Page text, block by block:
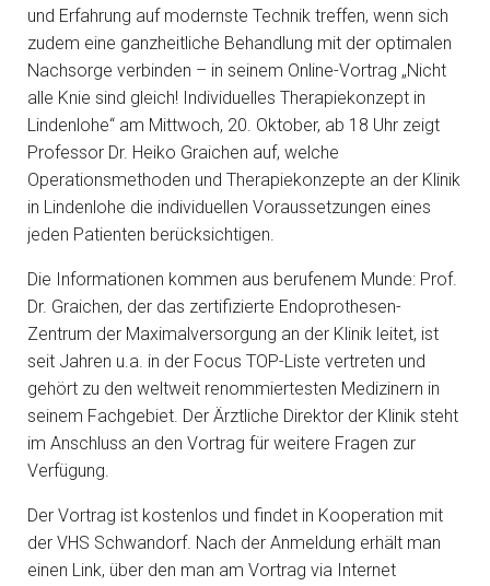
und Erfahrung auf modernste Technik treffen, wenn sich
zudem eine ganzheitliche Behandlung mit der optimalen
Nachsorge verbinden – in seinem Online-Vortrag „Nicht
alle Knie sind gleich! Individuelles Therapiekonzept in
Lindenlohe“ am Mittwoch, 20. Oktober, ab 18 Uhr zeigt
Professor Dr. Heiko Graichen auf, welche
Operationsmethoden und Therapiekonzepte an der Klinik
in Lindenlohe die individuellen Voraussetzungen eines
jeden Patienten berücksichtigen.
Die Informationen kommen aus berufenem Munde: Prof.
Dr. Graichen, der das zertifizierte Endoprothesen-
Zentrum der Maximalversorgung an der Klinik leitet, ist
seit Jahren u.a. in der Focus TOP-Liste vertreten und
gehört zu den weltweit renommiertesten Medizinern in
seinem Fachgebiet. Der Ärztliche Direktor der Klinik steht
im Anschluss an den Vortrag für weitere Fragen zur
Verfügung.
Der Vortrag ist kostenlos und findet in Kooperation mit
der VHS Schwandorf. Nach der Anmeldung erhält man
einen Link, über den man am Vortrag via Internet